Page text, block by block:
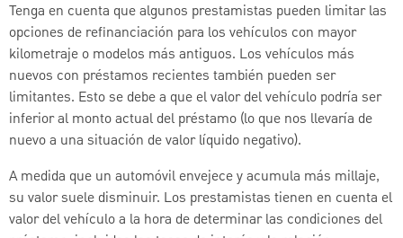
Tenga en cuenta que algunos prestamistas pueden limitar las
opciones de refinanciación para los vehículos con mayor
kilometraje o modelos más antiguos. Los vehículos más
nuevos con préstamos recientes también pueden ser
limitantes. Esto se debe a que el valor del vehículo podría ser
inferior al monto actual del préstamo (lo que nos llevaría de
nuevo a una situación de valor líquido negativo).
A medida que un automóvil envejece y acumula más millaje,
su valor suele disminuir. Los prestamistas tienen en cuenta el
valor del vehículo a la hora de determinar las condiciones del